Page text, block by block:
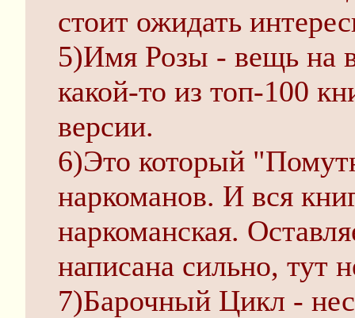
стоит ожидать
5)Имя Розы - вещь на
какой-то из топ-100
версии.
6)Это который
наркоманов. И вся
наркоманская.
написана сильно, тут
7)Барочный Цикл -